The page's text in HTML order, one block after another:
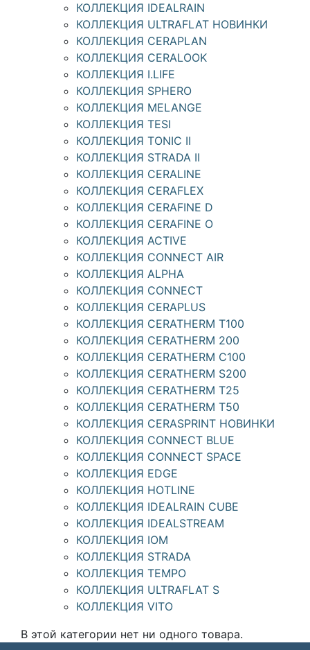
КОЛЛЕКЦИЯ IDEALRAIN
КОЛЛЕКЦИЯ ULTRAFLAT НОВИНКИ
КОЛЛЕКЦИЯ CERAPLAN
КОЛЛЕКЦИЯ CERALOOK
КОЛЛЕКЦИЯ I.LIFE
КОЛЛЕКЦИЯ SPHERO
КОЛЛЕКЦИЯ MELANGE
КОЛЛЕКЦИЯ TESI
КОЛЛЕКЦИЯ TONIC II
КОЛЛЕКЦИЯ STRADA II
КОЛЛЕКЦИЯ CERALINE
КОЛЛЕКЦИЯ CERAFLEX
КОЛЛЕКЦИЯ CERAFINE D
КОЛЛЕКЦИЯ CERAFINE O
КОЛЛЕКЦИЯ ACTIVE
КОЛЛЕКЦИЯ CONNECT AIR
КОЛЛЕКЦИЯ ALPHA
КОЛЛЕКЦИЯ CONNECT
КОЛЛЕКЦИЯ CERAPLUS
КОЛЛЕКЦИЯ CERATHERM T100
КОЛЛЕКЦИЯ CERATHERM 200
КОЛЛЕКЦИЯ CERATHERM C100
КОЛЛЕКЦИЯ CERATHERM S200
КОЛЛЕКЦИЯ CERATHERM T25
КОЛЛЕКЦИЯ CERATHERM T50
КОЛЛЕКЦИЯ CERASPRINT НОВИНКИ
КОЛЛЕКЦИЯ CONNECT BLUE
КОЛЛЕКЦИЯ CONNECT SPACE
КОЛЛЕКЦИЯ EDGE
КОЛЛЕКЦИЯ HOTLINE
КОЛЛЕКЦИЯ IDEALRAIN CUBE
КОЛЛЕКЦИЯ IDEALSTREAM
КОЛЛЕКЦИЯ IOM
КОЛЛЕКЦИЯ STRADA
КОЛЛЕКЦИЯ TEMPO
КОЛЛЕКЦИЯ ULTRAFLAT S
КОЛЛЕКЦИЯ VITO
В этой категории нет ни одного товара.